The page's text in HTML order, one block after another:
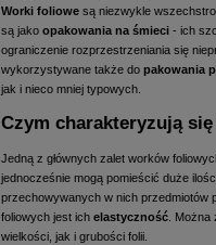
Worki foliowe są niezwykle
są jako opakowania na śmieci - ich
ograniczenie rozprzestrzeniania się
wykorzystywane także do pakowania
jak i nieco mniej typowych.
Czym charakteryzują
Jedną z głównych zalet worków
jednocześnie mogą pomieścić duże
przechowywanych w nich przedmiotów
foliowych jest ich elastyczność .
wielkości, jak i grubości folii.